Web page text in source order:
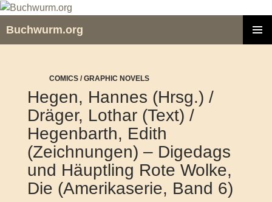
Zum
springen
Buchwurm.org
COMICS / GRAPHIC NOVELS
Hegen, Hannes (Hrsg.) /
Dräger, Lothar (Text) /
Hegenbarth, Edith
(Zeichnungen) – Digedags
und Häuptling Rote Wolke,
Die (Amerikaserie, Band 6)